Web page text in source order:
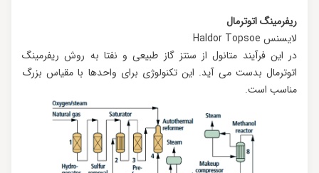
ریفرمینگ اتوترمال
لایسنس Haldor Topsoe
در این فرآیند متانول از سنتز گاز طبیعی و نفتا به روش ریفرمینگ
اتوترمال بدست می آید. این تكنولوژی برای واحدها با مقیاس بزرگ
مناسب است.